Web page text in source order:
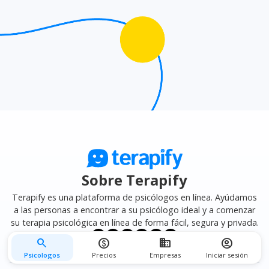
search
Psicologos
monetization_on
Precios
business
Empresas
account_circle
Iniciar sesión
Sobre Terapify
Terapify es una plataforma de psicólogos en línea. Ayúdamos
a las personas a encontrar a su psicólogo ideal y a comenzar
su terapia psicológica en línea de forma fácil, segura y privada.